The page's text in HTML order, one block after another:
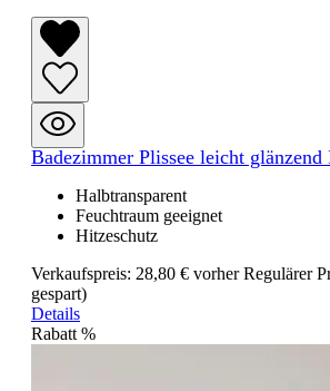
Badezimmer Plissee leicht
Halbtransparent
Feuchtraum geeignet
Hitzeschutz
Verkaufspreis: 28,80 € vorherRegulärer
gespart)
Details
Rabatt %